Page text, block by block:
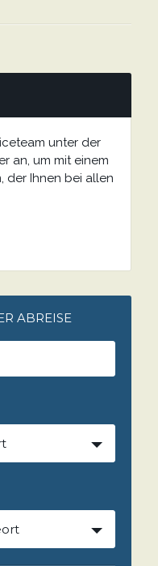
unter der
an, um mit einem
der Ihnen bei allen
ABREISE